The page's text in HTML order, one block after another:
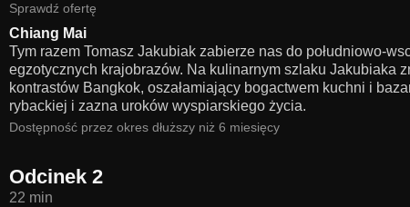
Sprawdź ofertę
Chiang Mai
Tym razem Tomasz Jakubiak zabierze nas do południowo-
egzotycznych krajobrazów. Na kulinarnym szlaku Jakubiaka
kontrastów Bangkok, oszałamiający bogactwem kuchni i
rybackiej i zazna uroków wyspiarskiego życia.
Dostępność przez okres dłuższy niż 6 miesięcy
Odcinek 2
22 min